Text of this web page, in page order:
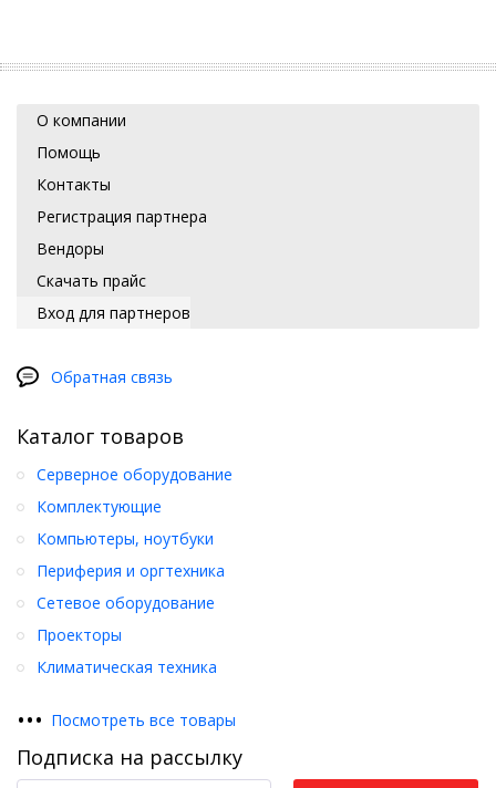
О компании
Помощь
Контакты
Регистрация партнера
Вендоры
Скачать прайс
Вход для партнеров
Обратная связь
Каталог товаров
Серверное оборудование
Комплектующие
Компьютеры, ноутбуки
Периферия и оргтехника
Сетевое оборудование
Проекторы
Климатическая техника
••• Посмотреть все товары
Подписка на рассылку